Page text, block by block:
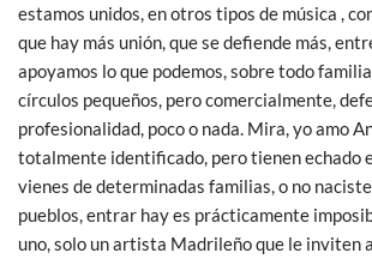
estamos unidos, en otros tipos de música ,
que hay más unión, que se defiende más,
apoyamos lo que podemos, sobre todo
círculos pequeños, pero comercialmente,
profesionalidad, poco o nada. Mira, yo amo
totalmente identificado, pero tienen echado
vienes de determinadas familias, o no
pueblos, entrar hay es prácticamente
uno, solo un artista Madrileño que le inviten